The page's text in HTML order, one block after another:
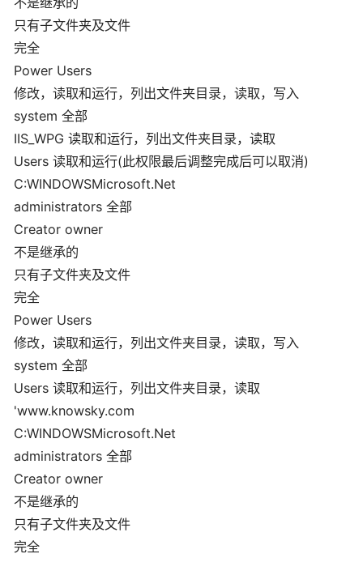
只有子文件夹及文件
完全
Power Users
修改，读取和运行，列出文件夹目录，读取，写入
system 全部
IIS_WPG 读取和运行，列出文件夹目录，读取
Users 读取和运行(此权限最后调整完成后可以取消)
C:WINDOWSMicrosoft.Net
administrators 全部
Creator owner
不是继承的
只有子文件夹及文件
完全
Power Users
修改，读取和运行，列出文件夹目录，读取，写入
system 全部
Users 读取和运行，列出文件夹目录，读取
'www.knowsky.com
C:WINDOWSMicrosoft.Net
administrators 全部
Creator owner
不是继承的
只有子文件夹及文件
完全